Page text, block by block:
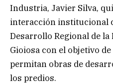
Industria, Javier Silva,
interacción institucional
Desarrollo Regional de la
Gioiosa con el objetivo
permitan obras de
los predios.